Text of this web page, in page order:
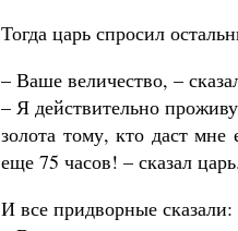
Тогда царь спросил
– Ваше величество, –
– Я действительно
золота тому, кто даст
еще 75 часов! – сказал царь.
И все придворные сказали: